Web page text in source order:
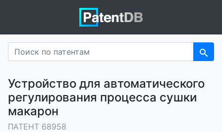
Устройство для автоматического
регулирования процесса сушки
макарон
ПАТЕНТ 68958